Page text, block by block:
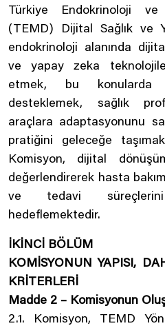
Türkiye Endokrinoloji
(TEMD) Dijital Sağlık ve
endokrinoloji alanında
ve yapay zeka
etmek, bu konularda
desteklemek, sağlık
araçlara adaptasyonunu
pratiğini geleceğe
Komisyon, dijital
değerlendirerek hasta
ve tedavi
hedeflemektedir.
İKİNCİ BÖLÜM
KOMİSYONUN YAPISI,
KRİTERLERİ
Madde 2 – Komisyonun
2.1. Komisyon, TEMD